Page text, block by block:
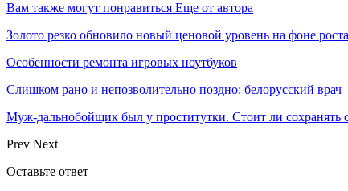
Вам также могут понравиться Еще от автора
Золото резко обновило новый ценовой уровень на фоне
Особенности ремонта игровых ноутбуков
Слишком рано и непозволительно поздно: белорусский
Муж-дальнобойщик был у проститутки. Стоит ли сохранять
Prev Next
Оставьте ответ